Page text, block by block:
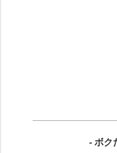
- ボク